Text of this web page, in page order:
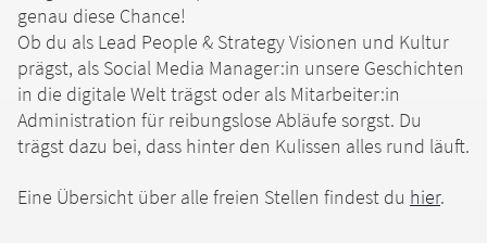
genau diese Chance!
Ob du als Lead People & Strategy Visionen und Kultur
prägst, als Social Media Manager:in unsere Geschichten
in die digitale Welt trägst oder als Mitarbeiter:in
Administration für reibungslose Abläufe sorgst. Du
trägst dazu bei, dass hinter den Kulissen alles rund läuft.
Eine Übersicht über alle freien Stellen findest du hier.